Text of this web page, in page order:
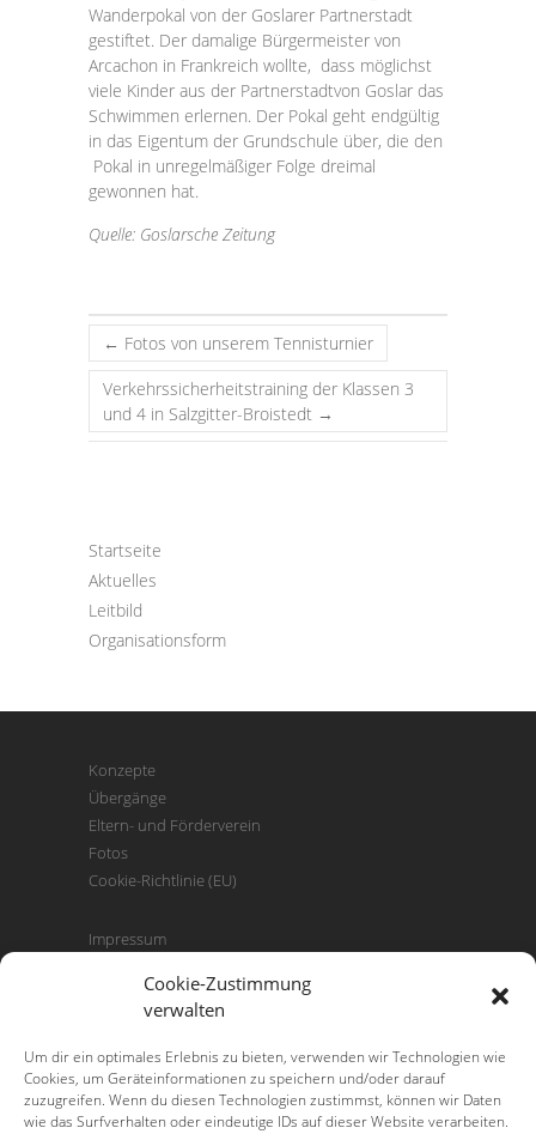
Cookie-Zustimmung
verwalten
Um dir ein optimales Erlebnis zu bieten, verwenden wir Technologien wie
Cookies, um Geräteinformationen zu speichern und/oder darauf
zuzugreifen. Wenn du diesen Technologien zustimmst, können wir Daten
wie das Surfverhalten oder eindeutige IDs auf dieser Website verarbeiten.
Wanderpokal von der Goslarer Partnerstadt
gestiftet. Der damalige Bürgermeister von
Arcachon in Frankreich wollte, dass möglichst
viele Kinder aus der Partnerstadtvon Goslar das
Schwimmen erler­nen. Der Pokal geht endgültig
in das Eigentum der Grundschule über, die den
Pokal in unregelmäßiger Folge dreimal
gewonnen hat.
Quelle: Goslarsche Zeitung
← Fotos von unserem Tennisturnier
Verkehrssicherheitstraining der Klassen 3
und 4 in Salzgitter-Broistedt →
Startseite
Aktuelles
Leitbild
Organisationsform
Konzepte
Übergänge
Eltern- und Förderverein
Fotos
Cookie-Richtlinie (EU)
Impressum
Downloads
Grundschule Jerstedt
Kirchstraße 2
38644 Goslar